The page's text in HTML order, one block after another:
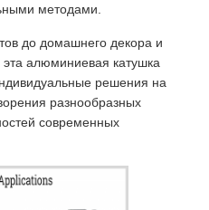
методами.
до домашнего декора и
алюминиевая катушка
решения на
разнообразных
современных